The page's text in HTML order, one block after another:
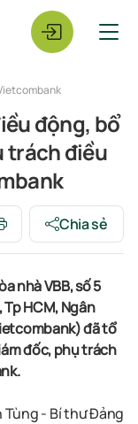
động, bổ
trách điều
Chia sẻ
nhà VBB, số 5
HCM, Ngân
đã tổ
đốc, phụ trách
- Bí thư Đảng